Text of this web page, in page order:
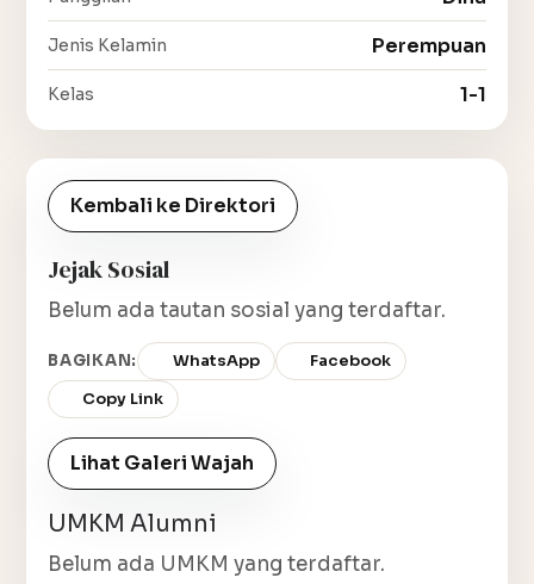
Jenis Kelamin Perempuan
Kelas 1-1
Kembali ke Direktori
Jejak Sosial
Belum ada tautan sosial yang terdaftar.
BAGIKAN: WhatsApp
Facebook
Copy Link
Lihat Galeri Wajah
UMKM Alumni
Belum ada UMKM yang terdaftar.